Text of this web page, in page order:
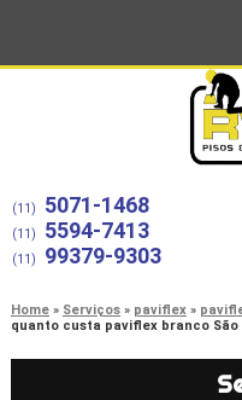
(11) 5071-1468
(11) 5594-7413
(11) 99379-9303
Home Serviços paviflex
quanto custa paviflex branco São